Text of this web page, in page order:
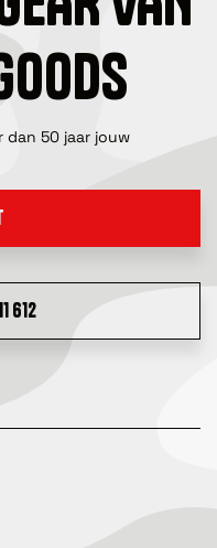
dan 50 jaar jouw
612